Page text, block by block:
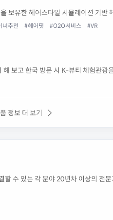
보유한 헤어스타일 시뮬레이션 기반
너추천 #헤어핏 #O2O서비스 #VR
보고 한국 방문 시 K-뷰티 체험관광
정보 더 보기
할 수 있는 각 분야 20년차 이상의 전